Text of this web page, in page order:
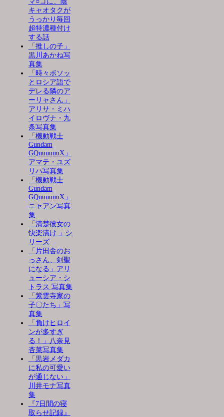
キャオタクが
うっかり毎回
超特濃種付け
する話
「推しの子」
黒川あかね写
真集
「時々ボソッ
とロシア語で
デレる隣のア
ーリャさん」
アリサ・ミハ
イロヴナ・九
条写真集
「機動戦士
Gundam
GQuuuuuuX」
アマテ・ユズ
リハ写真集
「機動戦士
Gundam
GQuuuuuuX」
ニャアン写真
集
「清楚彼女の
快楽漬け 」シ
リーズ
「片田舎のお
っさん、剣聖
になる」アリ
ューシア・シ
トラス 写真集
「紫雲寺家の
子〇たち」写
真集
「負けヒロイ
ンが多すぎ
る！」八奈見
杏菜写真集
「黒岩メダカ
に私の可愛い
が通じない」
川井モナ写真
集
『7日間の寝
取らせ記録』